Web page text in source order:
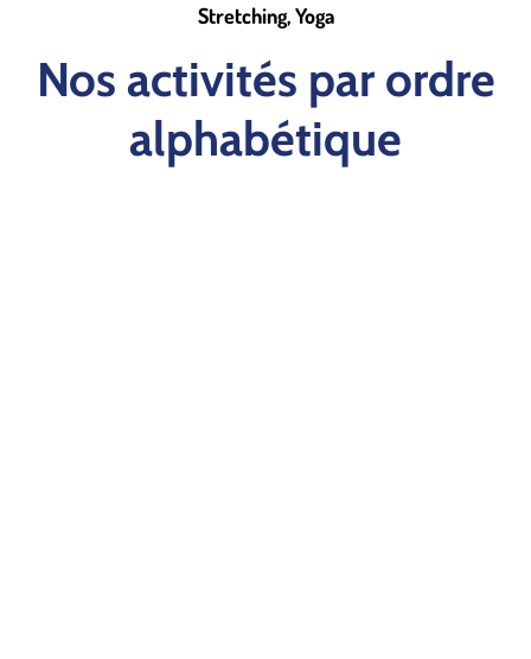
Stretching, Yoga
Nos activités par ordre
alphabétique